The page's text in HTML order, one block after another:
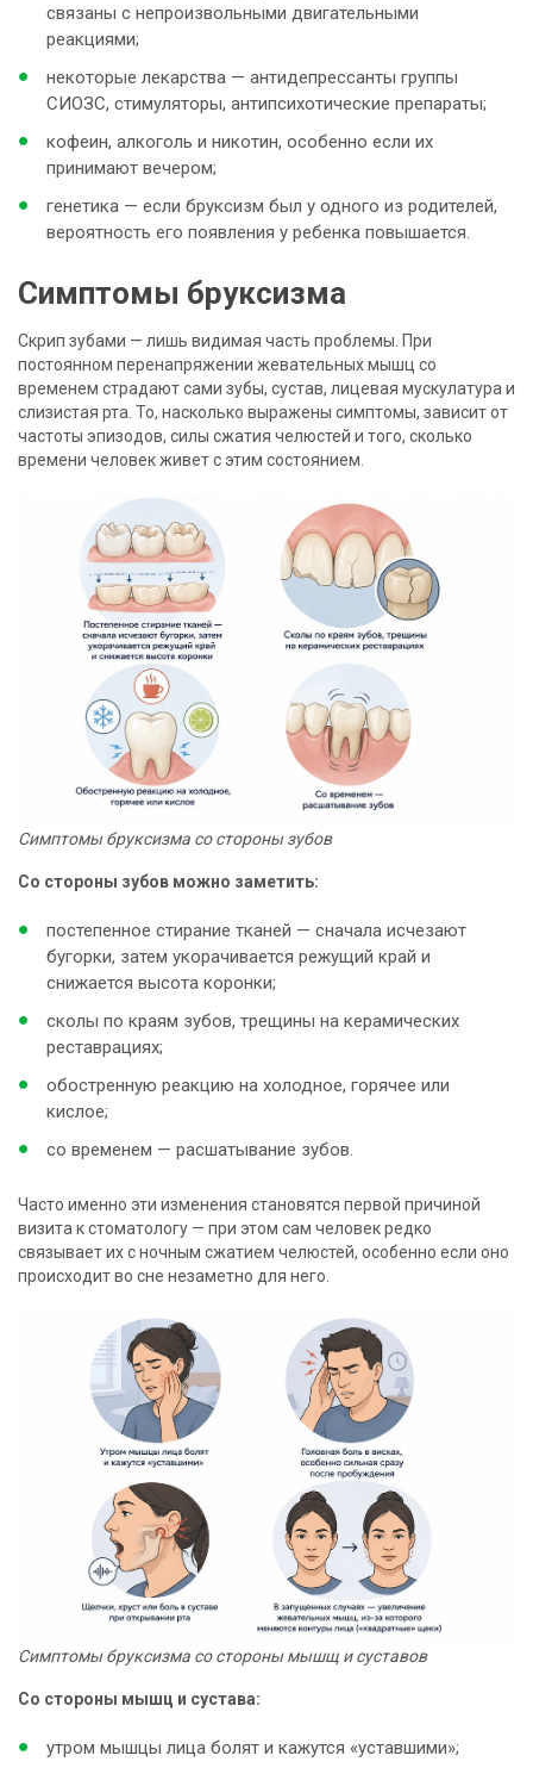
связаны с непроизвольными двигательными
реакциями;
некоторые лекарства — антидепрессанты группы
СИОЗС, стимуляторы, антипсихотические препараты;
кофеин, алкоголь и никотин, особенно если их
принимают вечером;
генетика — если бруксизм был у одного из родителей,
вероятность его появления у ребенка повышается.
Симптомы бруксизма
Скрип зубами — лишь видимая часть проблемы. При
постоянном перенапряжении жевательных мышц со
временем страдают сами зубы, сустав, лицевая мускулатура и
слизистая рта. То, насколько выражены симптомы, зависит от
частоты эпизодов, силы сжатия челюстей и того, сколько
времени человек живет с этим состоянием.
Симптомы бруксизма со стороны зубов
Со стороны зубов можно заметить:
постепенное стирание тканей — сначала исчезают
бугорки, затем укорачивается режущий край и
снижается высота коронки;
сколы по краям зубов, трещины на керамических
реставрациях;
обостренную реакцию на холодное, горячее или
кислое;
со временем — расшатывание зубов.
Часто именно эти изменения становятся первой причиной
визита к стоматологу — при этом сам человек редко
связывает их с ночным сжатием челюстей, особенно если оно
происходит во сне незаметно для него.
Симптомы бруксизма со стороны мышщ и суставов
Со стороны мышц и сустава:
утром мышцы лица болят и кажутся «уставшими»;